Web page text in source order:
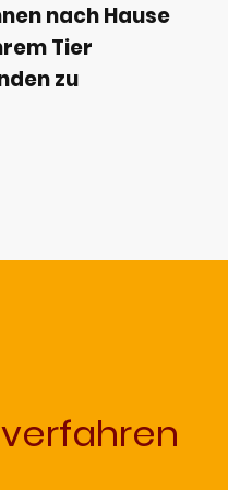
nach Hause
Tier
zu